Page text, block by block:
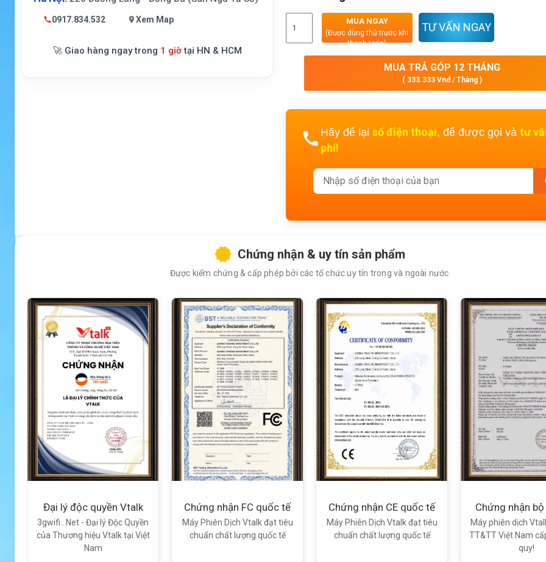
0917.834.532 Xem Map
🚀 Giao hàng ngay trong 1 giờtại HN & HCM
MUA NGAY
(Được dùng thử trước khi
thanh toán)
TƯ VẤN NGAY
MUA TRẢ GÓP 12 THÁNG
( 333.333 Vnd / Tháng )
Hãy để lạisố điện thoại, để được gọi vàtư
phí!
Chứng nhận & uy tín sản phẩm
Được kiểm chứng & cấp phép bởi các tổ chức uy tín trong và ngoài nước
Đại lý độc quyền Vtalk
3gwifi . Net - Đại lý Độc Quyền
của Thương hiệu Vtalk tại Việt
Nam
Chứng nhận FC quốc tế
Máy Phiên Dịch Vtalk đạt tiêu
chuẩn chất lượng quốc tế
Chứng nhận CE quốc tế
Máy Phiên Dịch Vtalk đạt tiêu
chuẩn chất lượng quốc tế
Chứng nhận
Máy phiên dịch
TT&TT Việt Nam
quy!
Xem chi tiết Xem chi tiết Xem chi tiết